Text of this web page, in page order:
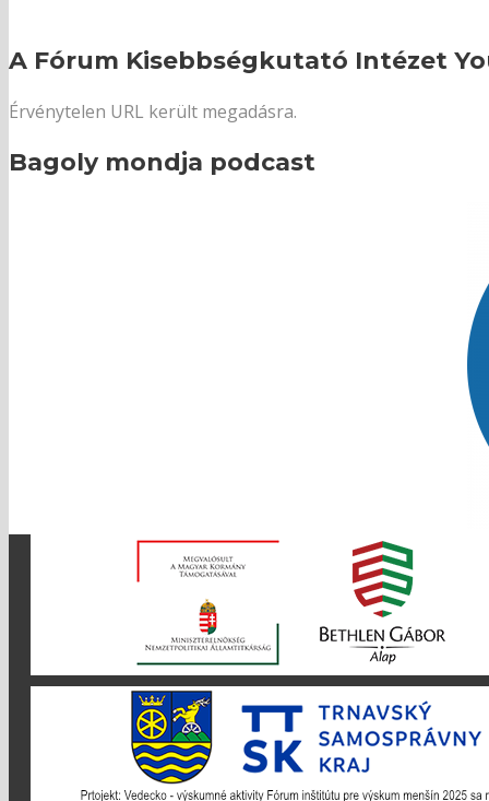
A Fórum Kisebbségkutató Intézet
Érvénytelen URL került megadásra.
Bagoly mondja podcast